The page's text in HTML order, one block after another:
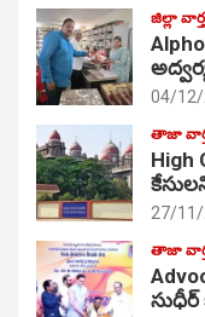
జిల్లా
04/
తాజా
High
27/
తాజా